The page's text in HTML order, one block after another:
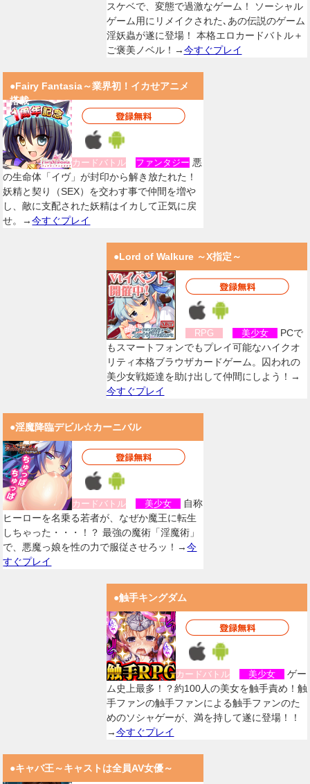
スケベで、変態で過激なゲーム！ ソーシャル
ゲーム用にリメイクされた､あの伝説のゲーム
淫妖蟲が遂に登場！ 本格エロカードバトル＋
ご褒美ノベル！→今すぐプレイ
●Fairy Fantasia～業界初！イカせアニメ
搭載
カードバトル ファンタジー 悪
の生命体「イヴ」が封印から解き放たれた！
妖精と契り（SEX）を交わす事で仲間を増や
し、敵に支配された妖精はイカして正気に戻
せ。→今すぐプレイ
●Lord of Walkure ～X指定～
RPG 美少女
PCで
もスマートフォンでもプレイ可能なハイクオ
リティ本格ブラウザカードゲーム。囚われの
美少女戦姫達を助け出して仲間にしよう！→
今すぐプレイ
●淫魔降臨デビル☆カーニバル
カードバトル 美少女
自称
ヒーローを名乗る若者が、なぜか魔王に転生
しちゃった・・・！？ 最強の魔術「淫魔術」
で、悪魔っ娘を性の力で服従させろッ！→今
すぐプレイ
●触手キングダム
カードバトル 美少女
ゲー
ム史上最多！？約100人の美女を触手責め！触
手ファンの触手ファンによる触手ファンのた
めのソシャゲーが、満を持して遂に登場！！
→今すぐプレイ
●キャバ王～キャストは全員AV女優～